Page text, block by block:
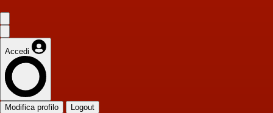
Accedi
Modifica profilo Logout